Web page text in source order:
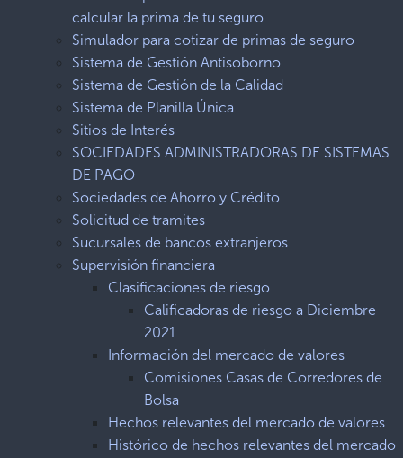
calcular la prima de tu seguro
Simulador para cotizar de primas de seguro
Sistema de Gestión Antisoborno
Sistema de Gestión de la Calidad
Sistema de Planilla Única
Sitios de Interés
SOCIEDADES ADMINISTRADORAS DE SISTEMAS
DE PAGO
Sociedades de Ahorro y Crédito
Solicitud de tramites
Sucursales de bancos extranjeros
Supervisión financiera
Clasificaciones de riesgo
Calificadoras de riesgo a Diciembre
2021
Información del mercado de valores
Comisiones Casas de Corredores de
Bolsa
Hechos relevantes del mercado de valores
Histórico de hechos relevantes del mercado